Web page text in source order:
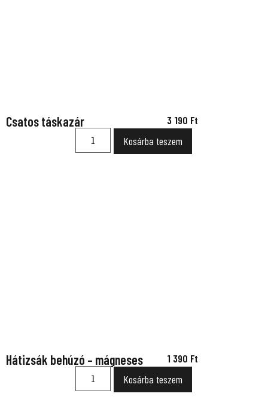
Csatos táskazár 3 190 Ft
Kosárba teszem
Hátizsák behúzó – mágneses 1 390 Ft
Kosárba teszem